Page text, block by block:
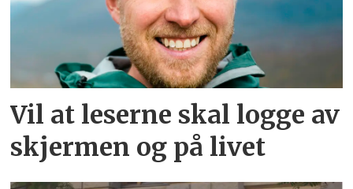
Vil at leserne skal logge av
skjermen og på livet